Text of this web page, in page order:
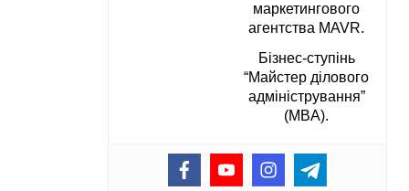
маркетингового
агентства MAVR.
Бізнес-ступінь
“Майстер ділового
адміністрування”
(MBA).